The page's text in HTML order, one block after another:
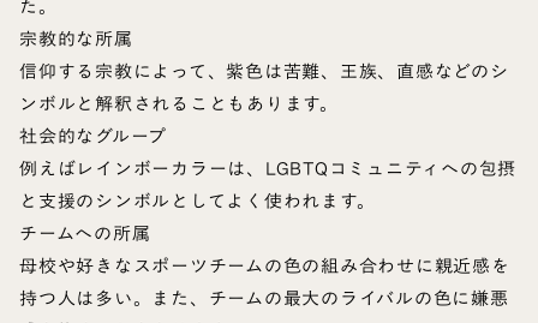
宗教的な所属
信仰する宗教によって、紫色は苦難、王族、直感などのシ
ンボルと解釈されることもあります。
社会的なグループ
例えばレインボーカラーは、LGBTQコミュニティへの包摂
と支援のシンボルとしてよく使われます。
チームへの所属
母校や好きなスポーツチームの色の組み合わせに親近感を
持つ人は多い。また、チームの最大のライバルの色に嫌悪